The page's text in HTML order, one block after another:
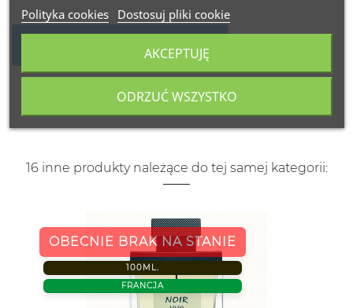
16 inne produkty należące do tej samej kategorii:
OBECNIE BRAK NA STANIE
100ML.
FRANCJA
Polityka cookies Dostosuj pliki cookie
ODRZUĆ WSZYSTKO
AKCEPTUJĘ